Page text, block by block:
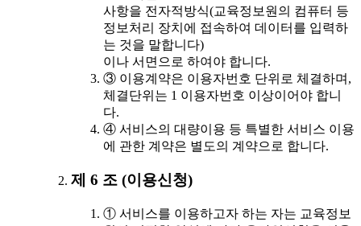
사항을 전자적방식(교육정보원의 컴퓨터 등
정보처리 장치에 접속하여 데이터를 입력하
는 것을 말합니다)
이나 서면으로 하여야 합니다.
③ 이용계약은 이용자번호 단위로 체결하며,
체결단위는 1 이용자번호 이상이어야 합니
다.
④ 서비스의 대량이용 등 특별한 서비스 이용
에 관한 계약은 별도의 계약으로 합니다.
제 6 조 (이용신청)
① 서비스를 이용하고자 하는 자는 교육정보